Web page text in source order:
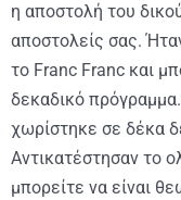
η αποστολή του
αποστολείς σας.
το Franc Franc και
δεκαδικό
χωρίστηκε σε δέκα
Αντικατέστησαν το
μπορείτε να είναι